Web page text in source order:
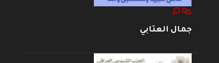
جمال العتابي